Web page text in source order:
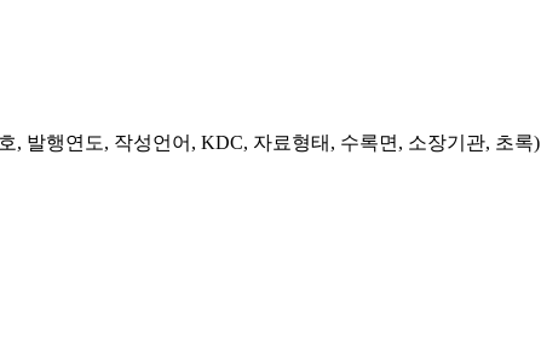
, 발행연도, 작성언어, KDC, 자료형태, 수록면, 소장기관, 초록)